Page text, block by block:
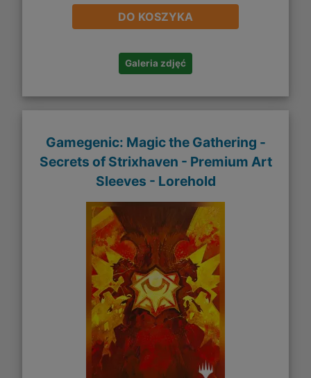
DO KOSZYKA
Galeria zdjęć
Gamegenic: Magic the Gathering -
Secrets of Strixhaven - Premium Art
Sleeves - Lorehold